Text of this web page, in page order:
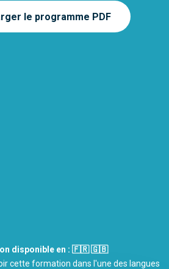
le programme PDF
disponible en : 🇫🇷 🇬🇧
cette formation dans l'une des langues